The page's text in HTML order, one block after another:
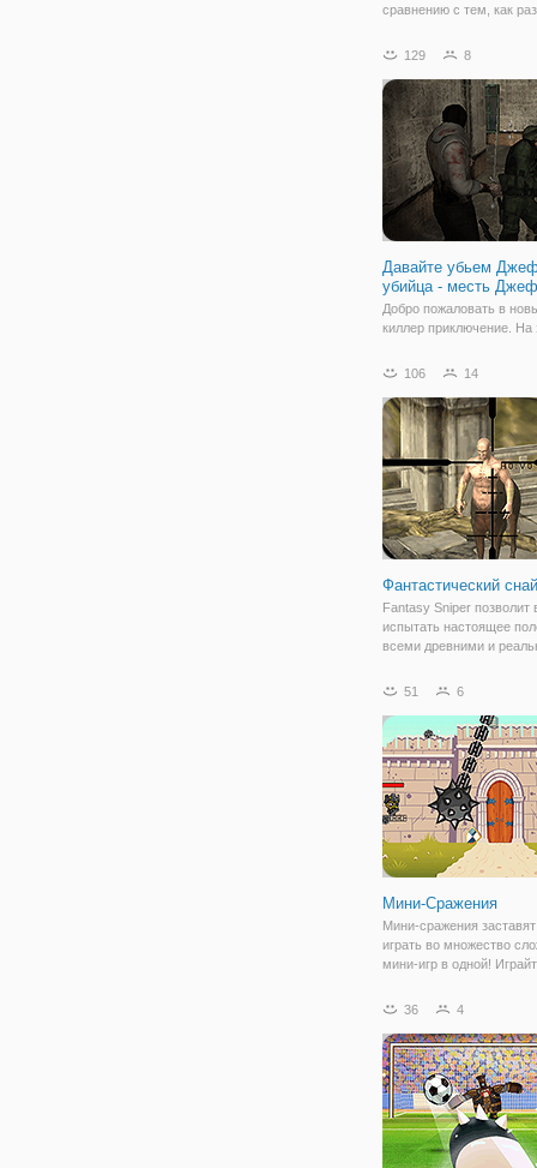
сравнению с тем, как
за лучника, который изо
защищая ее со стены,
точными
129 8
Давайте убьем
убийца - месть
Добро пожаловать в
киллер приключение. На
Джефф убийца. История
отправляются
заброшенный город.
что убийца
106 14
Фантастический
Fantasy Sniper позволит
испытать настоящее
всеми древними и
реалистичным
обитает множество
фантастических миров в
51 6
Мини-Сражения
Мини-сражения
играть во множество
мини-игр в одной!
наслаждаться каждой
вызов своим друзьям,
невероятно,
36 4